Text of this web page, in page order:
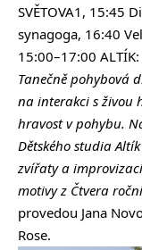
SVĚTOVA1, 15:45
synagoga, 16:40
15:00–17:00
Tanečně pohybová
na interakci s živou
hravost v pohybu.
Dětského studia
zvířaty a
motivy z Čtvera
provedou Jana
Rose.